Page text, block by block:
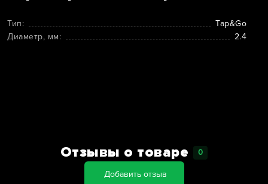
Тип:
Tap&Go
Диаметр, мм:
2.4
Отзывы о товаре 0
Добавить отзыв